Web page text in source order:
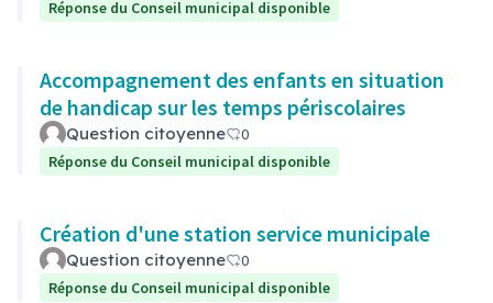
Réponse du Conseil municipal disponible
Accompagnement des enfants en situation
de handicap sur les temps périscolaires
Question citoyenne
0
Réponse du Conseil municipal disponible
Création d'une station service municipale
Question citoyenne
0
Réponse du Conseil municipal disponible